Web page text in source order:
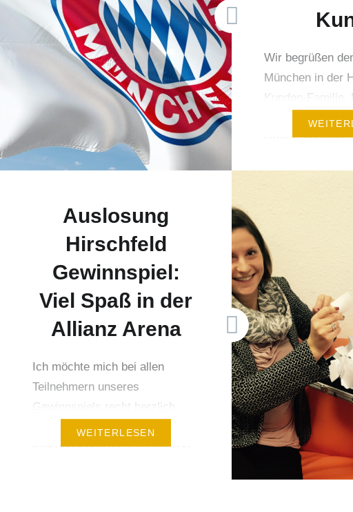
Wir begrüßen
München in der
Kunden-Familie.
erfolgreichster
nimmt ab sofort
besonders. Fast
habe ich mit
intensiv am
Rekordmeister
Gegen mehrere
haben wir uns
durchgesetzt.
Auslosung
Hirschfeld
Gewinnspiel:
Viel Spaß in der
Allianz Arena
Ich möchte mich bei allen
Teilnehmern unseres
Gewinnspiels recht herzlich
bedanken. Der Anzahl der
Einsendungen nach zu urteilen,
WEITERLESEN